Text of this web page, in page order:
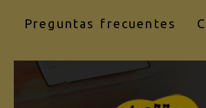
Preguntas frecuentes